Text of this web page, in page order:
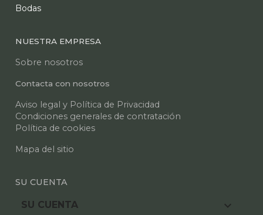
Bodas
NUESTRA EMPRESA
Sobre nosotros
Contacta con nosotros
Aviso legal y Política de Privacidad
Condiciones generales de contratación
Política de cookies
Mapa del sitio
SU CUENTA
SU CUENTA 